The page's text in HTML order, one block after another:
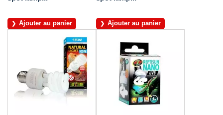
Ajouter au panier Ajouter au panier